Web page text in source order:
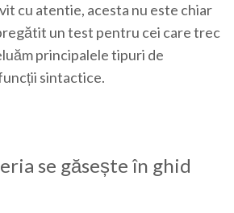
cu atentie, acesta nu este chiar
un test pentru cei care trec
principalele tipuri de
sintactice.
se găsește în ghid